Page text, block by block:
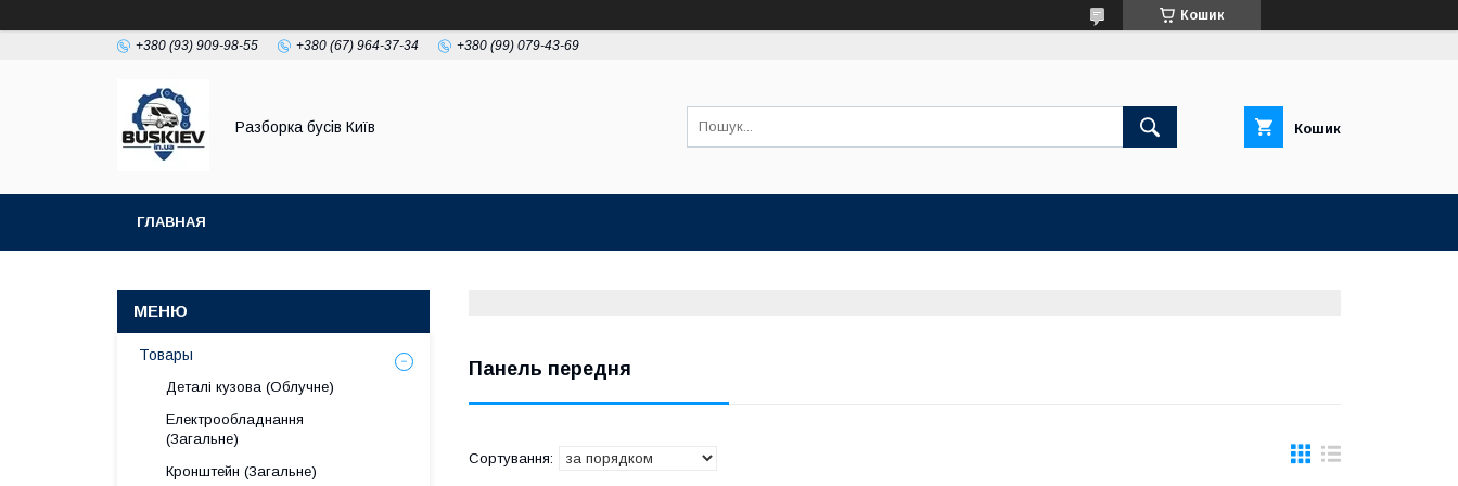
Кошик
+380 (93) 909-98-55 +380 (67) 964-37-34 +380 (99) 079-43-69
Разборка бусів Київ Кошик
ГЛАВНАЯ
Панель передня
Товары
Деталі кузова (Облучне)
Електрообладнання
(Загальне)
Кронштейн (Загальне)